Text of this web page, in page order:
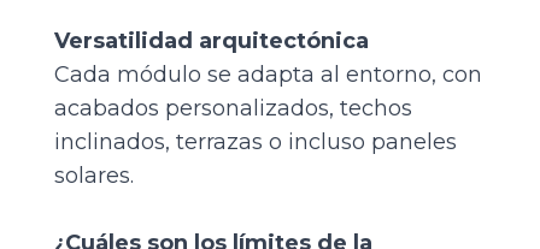
Versatilidad arquitectónica
Cada módulo se adapta al entorno, con
acabados personalizados, techos
inclinados, terrazas o incluso paneles
solares.
¿Cuáles son los límites de la